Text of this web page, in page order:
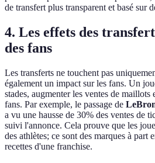
de transfert plus transparent et basé sur
4. Les effets des
des fans
Les transferts ne touchent pas
également un impact sur les fans. Un
stades, augmenter les ventes de maillots
fans. Par exemple, le passage de
a vu une hausse de 30% des ventes de
suivi l'annonce. Cela prouve que les
des athlètes; ce sont des marques à part
recettes d'une franchise.